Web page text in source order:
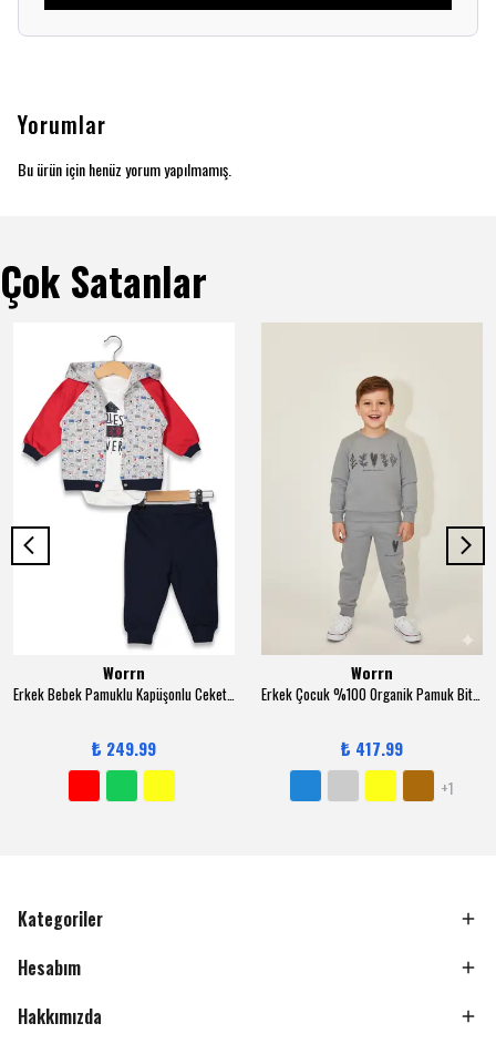
Yorumlar
Bu ürün için henüz yorum yapılmamış.
Çok Satanlar
Worrn
Erkek Bebek Pamuklu Kapüşonlu Ceketli 3-12 Ay 3 lü Trend Takım - 6131
₺ 249.99
Worrn
Erkek Çocuk %100 Organik Pamuk Bitki Baskılı Yumuşacık Trend Eşofman Takımı - 1008 - Gri
₺ 417.99
+1
Kategoriler
Hesabım
Hakkımızda